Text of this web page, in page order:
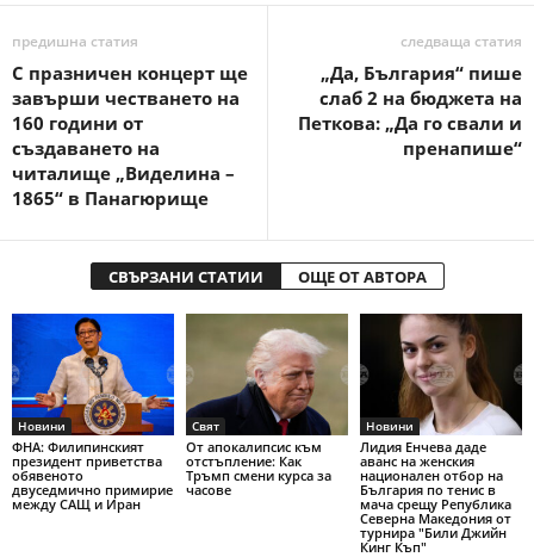
предишна статия
С празничен концерт ще
завърши честването на
160 години от
създаването на
читалище „Виделина –
1865“ в Панагюрище
следваща статия
„Да, България“ пише
слаб 2 на бюджета на
Петкова: „Да го свали и
пренапише“
СВЪРЗАНИ СТАТИИ ОЩЕ ОТ АВТОРА
Новини
ФНА: Филипинският
президент приветства
обявеното
двуседмично примирие
между САЩ и Иран
Свят
От апокалипсис към
отстъпление: Как
Тръмп смени курса за
часове
Новини
Лидия Енчева даде
аванс на женския
национален отбор на
България по тенис в
мача срещу Република
Северна Македония от
турнира "Били Джийн
Кинг Къп"